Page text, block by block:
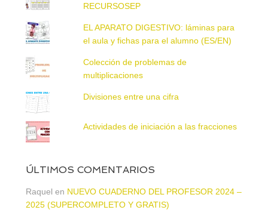
RECURSOSEP
EL APARATO DIGESTIVO: láminas para
el aula y fichas para el alumno (ES/EN)
Colección de problemas de
multiplicaciones
Divisiones entre una cifra
Actividades de iniciación a las fracciones
ÚLTIMOS COMENTARIOS
Raquel en NUEVO CUADERNO DEL PROFESOR 2024 –
2025 (SUPERCOMPLETO Y GRATIS)